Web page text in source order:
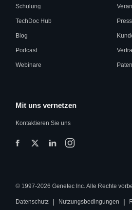
Schulung
TechDoc Hub
Blog
Podcast
Webinare
Mit uns vernetzen
Kontaktieren Sie uns
© 1997-2026 Genetec Inc. Alle Rechte
Datenschutz | Nutzungsbedingungen |